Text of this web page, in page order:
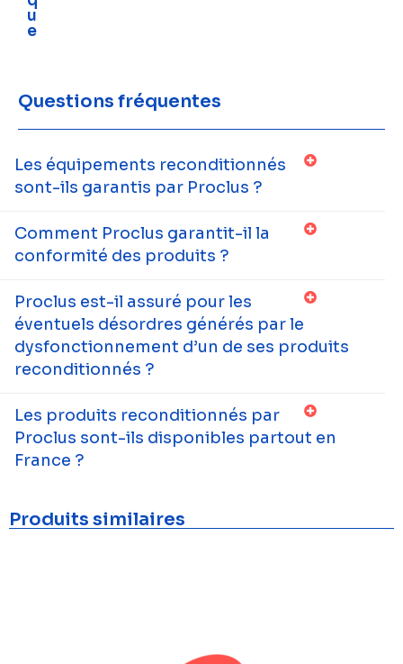
u
e
Questions fréquentes
Les équipements reconditionnés
sont-ils garantis par Proclus ?
Comment Proclus garantit-il la
conformité des produits ?
Proclus est-il assuré pour les
éventuels désordres générés par le
dysfonctionnement d’un de ses produits
reconditionnés ?
Les produits reconditionnés par
Proclus sont-ils disponibles partout en
France ?
Produits similaires